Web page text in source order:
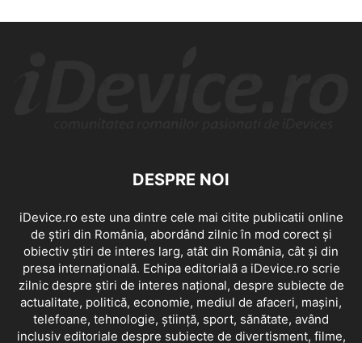
DESPRE NOI
iDevice.ro este una dintre cele mai citite publicatii online
de știri din România, abordând zilnic în mod corect și
obiectiv știri de interes larg, atât din România, cât și din
presa internațională. Echipa editorială a iDevice.ro scrie
zilnic despre știri de interes național, despre subiecte de
actualitate, politică, economie, mediul de afaceri, mașini,
telefoane, tehnologie, știință, sport, sănătate, având
inclusiv editoriale despre subiecte de divertisment, filme,